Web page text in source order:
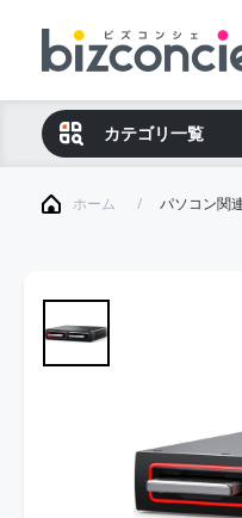
カテゴリ一覧
ホーム パソコン関